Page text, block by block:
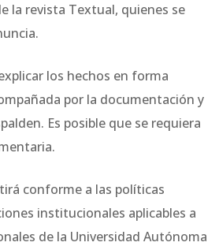
la revista Textual, quienes se
los hechos en forma
por la documentación y
Es posible que se requiera
conforme a las políticas
institucionales aplicables a
de la Universidad Autónoma